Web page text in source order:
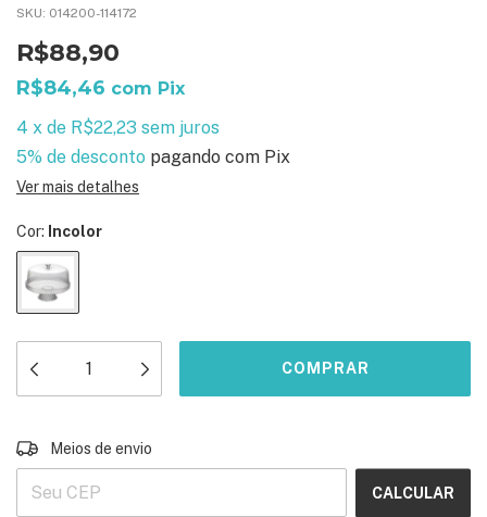
SKU: 014200-114172
R$88,90
R$84,46 com Pix
4 x de R$22,23 sem juros
5% de desconto pagando com Pix
Ver mais detalhes
Cor: Incolor
Entregas para o CEP:
Meios de envio
CALCULAR